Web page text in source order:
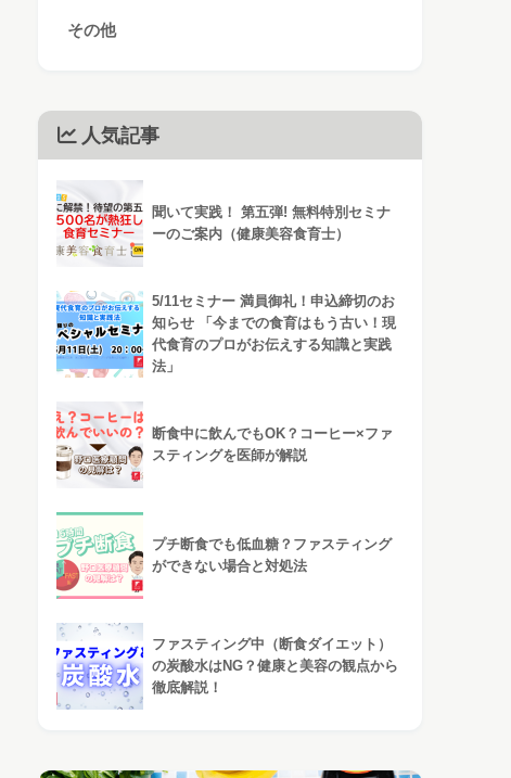
その他
人気記事
聞いて実践！ 第五弾! 無料特別セミナ
ーのご案内（健康美容食育士）
5/11セミナー 満員御礼！申込締切のお
知らせ 「今までの食育はもう古い！現
代食育のプロがお伝えする知識と実践
法」
断食中に飲んでもOK？コーヒー×ファ
スティングを医師が解説
プチ断食でも低血糖？ファスティング
ができない場合と対処法
ファスティング中（断食ダイエット）
の炭酸水はNG？健康と美容の観点から
徹底解説！